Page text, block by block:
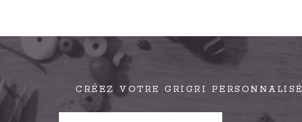
CRÉEZ VOTRE GRIGRI PERSONNALISÉ